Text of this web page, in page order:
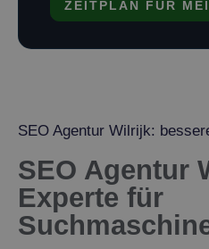
ZEITPLAN FÜR
SEO Agentur Wilrijk:
SEO Agentur
Experte für